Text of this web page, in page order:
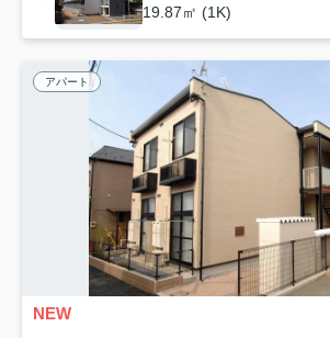
19.87㎡ (1K)
アパート
NEW